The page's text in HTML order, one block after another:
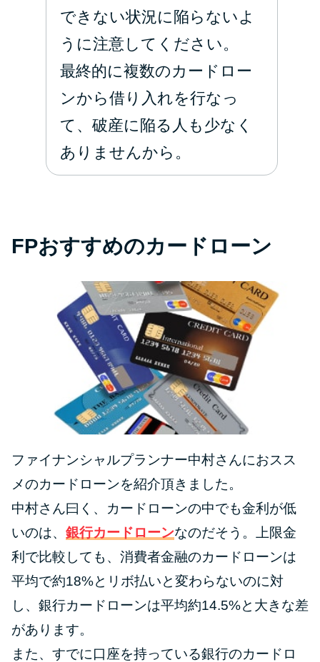
できない状況に陥らないよ
うに注意してください。
最終的に複数のカードロー
ンから借り入れを行なっ
て、破産に陥る人も少なく
ありませんから。
FPおすすめのカードローン
ファイナンシャルプランナー中村さんにおスス
メのカードローンを紹介頂きました。
中村さん曰く、カードローンの中でも金利が低
いのは、 銀行カードローンなのだそう。上限金
利で比較しても、消費者金融のカードローンは
平均で約18%とリボ払いと変わらないのに対
し、銀行カードローンは平均約14.5%と大きな差
があります。
また、すでに口座を持っている銀行のカードロ